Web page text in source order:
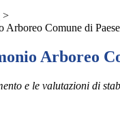
>
Arboreo Comune di Paese
Arboreo
e le valutazioni di